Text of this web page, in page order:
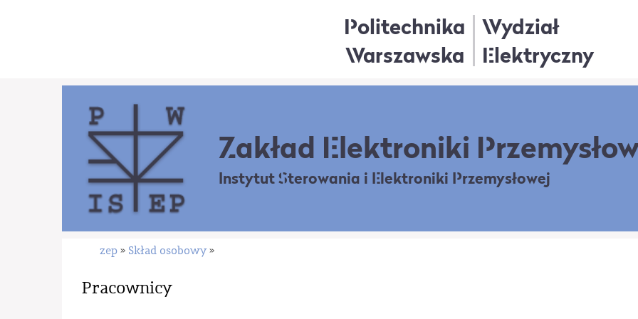
Politechnika
Warszawska
Wydział
Elektryczny
Zakład Elektroniki
Instytut Sterowania i Elektroniki Przemysłowej
zep » Skład osobowy »
Pracownicy